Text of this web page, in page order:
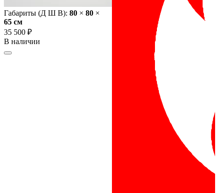
Габариты (Д Ш В): 80 × 80 ×
65 cм
35 500 ₽
В наличии